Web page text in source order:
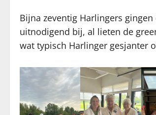
Bijna zeventig Harlingers
uitnodigend bij, al lieten de
wat typisch Harlinger gesjanter